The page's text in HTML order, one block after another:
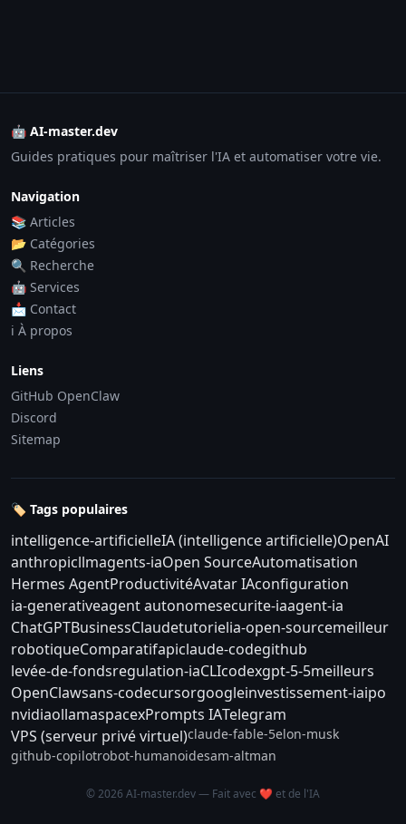
🤖 AI-master.dev
Guides pratiques pour maîtriser l'IA et automatiser votre vie.
Navigation
📚 Articles
📂 Catégories
🔍 Recherche
🤖 Services
📩 Contact
ℹ️ À propos
Liens
GitHub OpenClaw
Discord
Sitemap
🏷️ Tags populaires
intelligence-artificielleIA (intelligence artificielle)OpenAI
anthropicllmagents-iaOpen SourceAutomatisation
Hermes AgentProductivitéAvatar IAconfiguration
ia-generativeagent autonomesecurite-iaagent-ia
ChatGPTBusinessClaudetutorielia-open-sourcemeilleur
robotiqueComparatifapiclaude-codegithub
levée-de-fondsregulation-iaCLIcodexgpt-5-5meilleurs
OpenClawsans-codecursorgoogleinvestissement-iaipo
nvidiaollamaspacexPrompts IATelegram
VPS (serveur privé virtuel)claude-fable-5elon-musk
github-copilotrobot-humanoidesam-altman
© 2026 AI-master.dev — Fait avec ❤️ et de l'IA